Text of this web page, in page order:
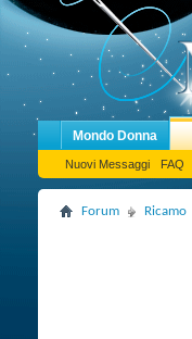
Mondo Donna
Nuovi Messaggi FAQ
Forum Ricamo